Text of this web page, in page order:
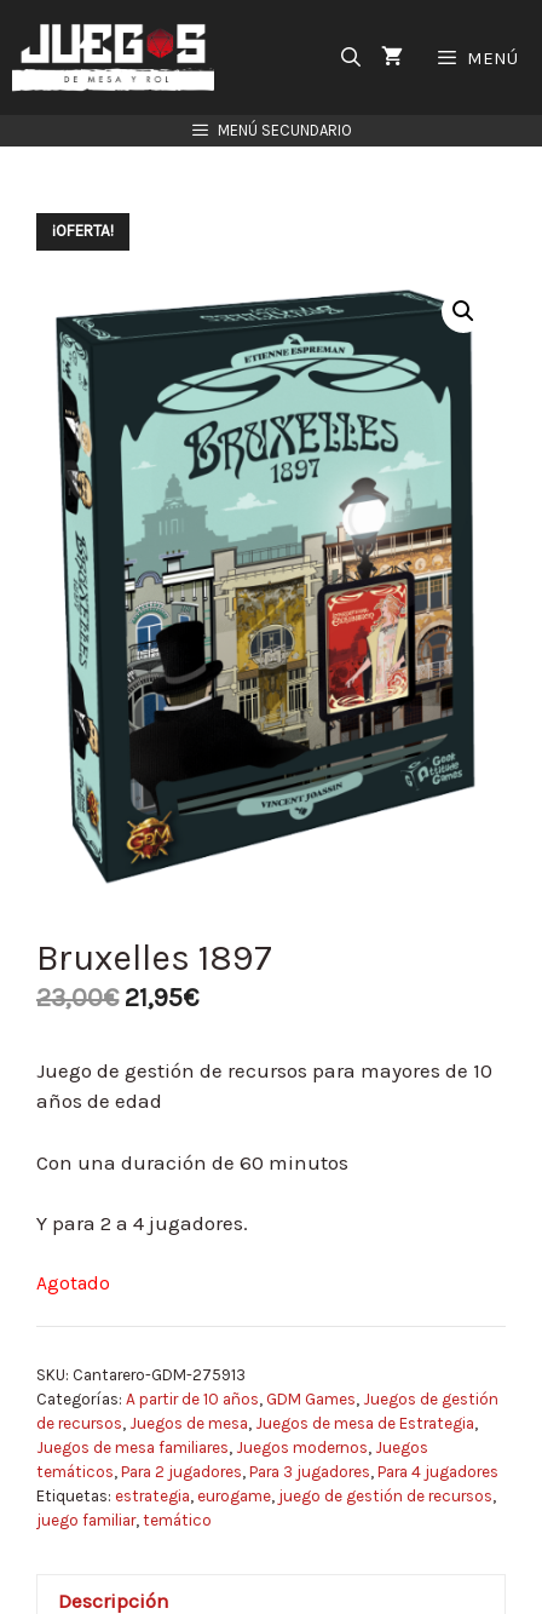
contenido
MENÚ
MENÚ SECUNDARIO
¡OFERTA!
Bruxelles 1897
23,00€ 21,95€
Juego de gestión de recursos para mayores de 10
años de edad
Con una duración de 60 minutos
Y para 2 a 4 jugadores.
Agotado
SKU: Cantarero-GDM-275913
Categorías: A partir de 10 años, GDM Games, Juegos de gestión
de recursos, Juegos de mesa, Juegos de mesa de Estrategia,
Juegos de mesa familiares, Juegos modernos, Juegos
temáticos, Para 2 jugadores, Para 3 jugadores, Para 4 jugadores
Etiquetas: estrategia, eurogame, juego de gestión de recursos,
juego familiar, temático
Descripción